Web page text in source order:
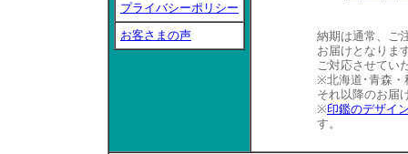
プライバシーポリシー
お客さまの声
納期は通常、ご
お届けとなりま
ご対応させて
※北海道･青森・
それ以降のお届
※印鑑のデザイ
す。